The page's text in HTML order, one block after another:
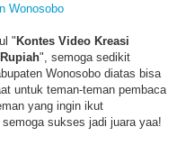
Wonosobo
"Kontes Video Kreasi
", semoga sedikit
Wonosobo diatas bisa
untuk teman-teman pembaca
yang ingin ikut
sukses jadi juara yaa!